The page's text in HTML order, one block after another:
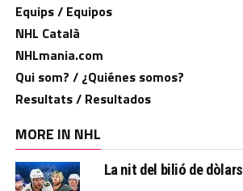
Equips / Equipos
NHL Català
NHLmania.com
Qui som? / ¿Quiénes somos?
Resultats / Resultados
MORE IN NHL
La nit del bilió de dòlars